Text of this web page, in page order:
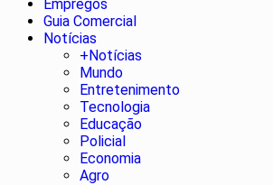
Empregos
Guia Comercial
Notícias
+Notícias
Mundo
Entretenimento
Tecnologia
Educação
Policial
Economia
Agro